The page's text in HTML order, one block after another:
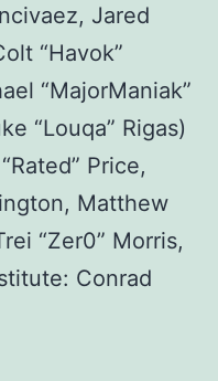
Jared
“Havok”
“MajorManiak”
“Louqa” Rigas)
Price,
Matthew
“Zer0” Morris,
Conrad